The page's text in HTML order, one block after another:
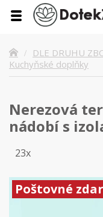
DLE DRUHU
Kuchyňské doplňky
Nerezová
nádobí s
23x
Poštovné